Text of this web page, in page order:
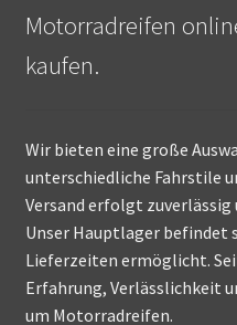
Motorradreifen
kaufen.
Wir bieten eine große
unterschiedliche Fahrstile
Versand erfolgt zuverlässig
Unser Hauptlager befindet
Lieferzeiten ermöglicht.
Erfahrung, Verlässlichkeit
um Motorradreifen.